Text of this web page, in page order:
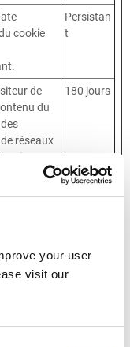
your user
visit our
cookie
Persistan
t
de
du
réseaux
sites
180 jours
en
visites
contenu
1 année